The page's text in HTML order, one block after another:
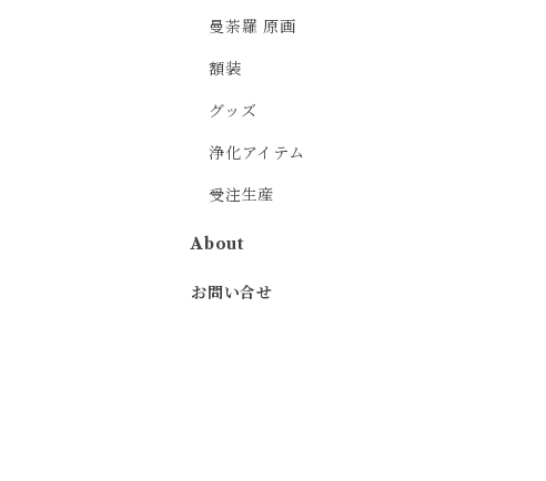
曼荼羅 原画
額装
グッズ
浄化アイテム
受注生産
About
お問い合せ